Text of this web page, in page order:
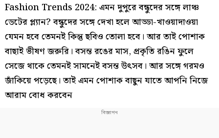
Fashion Trends 2024: এমন দুপুরে বন্ধুদের সঙ্গে লাঞ্চ
ডেটের প্ল্যান? বন্ধুদের সঙ্গে দেখা হলে আড্ডা-খাওয়াদাওয়া
যেমন হবে তেমনই কিন্তু ছবিও তোলা হবে। আর তাই পোশাক
বাছাই ভীষণ জরুরি। বসন্ত রঙের মাস, প্রকৃতি রঙিন ফুলে
সেজে থাকে তেমনই সামনেই বসন্ত উৎসব। আর সঙ্গে গরমও
জাঁকিয়ে পড়েছে। তাই এমন পোশাক বাছুন যাতে আপনি নিজে
আরাম বোধ করবেন